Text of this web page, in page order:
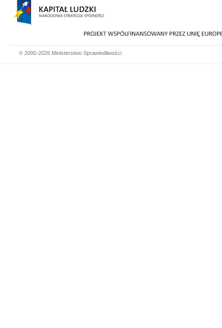
© 2000-2026 Ministerstwo Sprawiedliwości